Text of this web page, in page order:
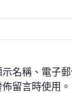
名稱、電子
留言時使用。